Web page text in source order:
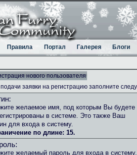
Правила Портал Галерея Блоги
нового пользователя
заявки на регистрацию заполните
желаемое имя, под которым Вы будете
в системе. Это также Ваш
для входа в систему.
по длине: 15.
желаемый пароль для входа в систему.